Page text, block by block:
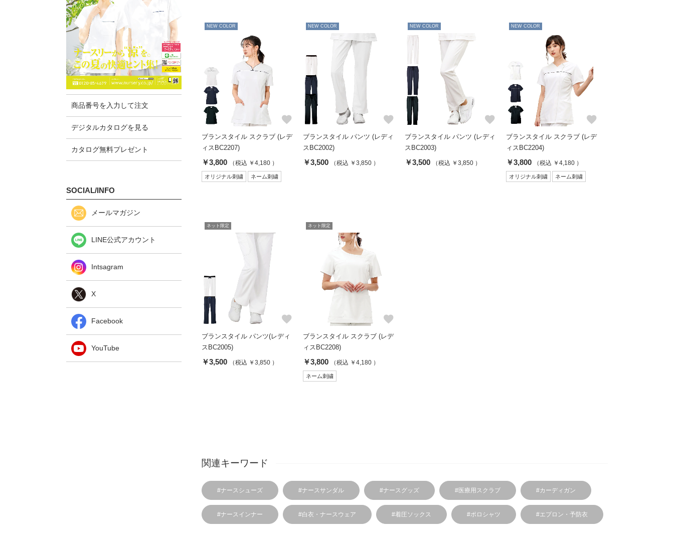
商品番号を入力して注文
デジタルカタログを見る
カタログ無料プレゼント
SOCIAL/INFO
メールマガジン
LINE公式アカウント
Intsagram
X
Facebook
YouTube
NEW COLOR
favorite
ブランスタイル スクラブ (レデ
ィスBC2207)
￥3,800 （税込 ￥4,180 ）
オリジナル刺繍 ネーム刺繍
NEW COLOR
favorite
ブランスタイル パンツ (レディ
スBC2002)
￥3,500 （税込 ￥3,850 ）
NEW COLOR
favorite
ブランスタイル パンツ (レディ
スBC2003)
￥3,500 （税込 ￥3,850 ）
NEW COLOR
favorite
ブランスタイル スクラブ (レデ
ィスBC2204)
￥3,800 （税込 ￥4,180 ）
オリジナル刺繍 ネーム刺繍
ネット限定
favorite
ブランスタイル パンツ(レディ
スBC2005)
￥3,500 （税込 ￥3,850 ）
ネット限定
favorite
ブランスタイル スクラブ (レデ
ィスBC2208)
￥3,800 （税込 ￥4,180 ）
ネーム刺繍
関連キーワード
#ナースシューズ #ナースサンダル #ナースグッズ #医療用スクラブ #カーディガン
#ナースインナー #白衣・ナースウェア #着圧ソックス #ポロシャツ #エプロン・予防衣